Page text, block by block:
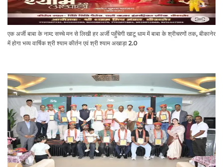
एक अर्जी बाबा के नाम: सच्चे मन से लिखी हर अर्जी पहुँचेगी खाटू धाम में बाबा के श्रीचरणों तक, बीकानेर
में होगा भव्य वार्षिक श्री श्याम कीर्तन एवं श्री श्याम अखाड़ा 2.0